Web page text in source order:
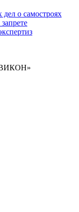
дел о самостроях